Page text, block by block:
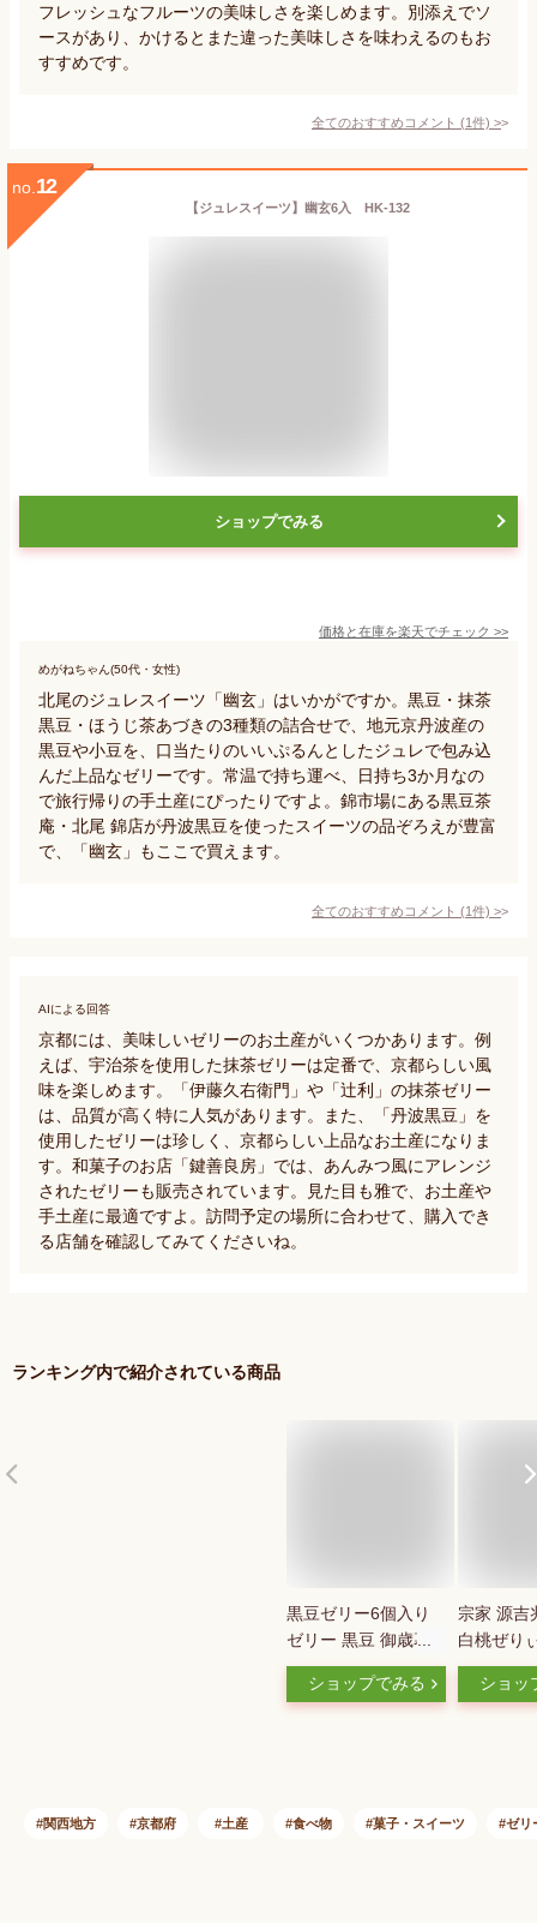
フレッシュなフルーツの美味しさを楽しめます。別添えでソ
ースがあり、かけるとまた違った美味しさを味わえるのもお
すすめです。
全てのおすすめコメント (1件) >
no. 12
【ジュレスイーツ】幽玄6入 HK-132
ショップでみる
価格と在庫を楽天でチェック >>
めがねちゃん(50代・女性)
北尾のジュレスイーツ「幽玄」はいかがですか。黒豆・抹茶
黒豆・ほうじ茶あづきの3種類の詰合せで、地元京丹波産の
黒豆や小豆を、口当たりのいいぷるんとしたジュレで包み込
んだ上品なゼリーです。常温で持ち運べ、日持ち3か月なの
で旅行帰りの手土産にぴったりですよ。錦市場にある黒豆茶
庵・北尾 錦店が丹波黒豆を使ったスイーツの品ぞろえが豊富
で、「幽玄」もここで買えます。
全てのおすすめコメント (1件) >
AIによる回答
京都には、美味しいゼリーのお土産がいくつかあります。例
えば、宇治茶を使用した抹茶ゼリーは定番で、京都らしい風
味を楽しめます。「伊藤久右衛門」や「辻利」の抹茶ゼリー
は、品質が高く特に人気があります。また、「丹波黒豆」を
使用したゼリーは珍しく、京都らしい上品なお土産になりま
す。和菓子のお店「鍵善良房」では、あんみつ風にアレンジ
されたゼリーも販売されています。見た目も雅で、お土産や
手土産に最適ですよ。訪問予定の場所に合わせて、購入でき
る店舗を確認してみてくださいね。
ランキング内で紹介されている商品
黒豆ゼリー6個入り
ゼリー 黒豆 御歳暮
京都 老舗 丹波 和菓
子 黒豆煮汁 詰合せ
敬老の日ギフト
ショップでみる
宗家 源吉
白桃ぜり
（ギフト
手土産
ショッ
関西地方 京都府 土産 食べ物 菓子・スイーツ ゼリ